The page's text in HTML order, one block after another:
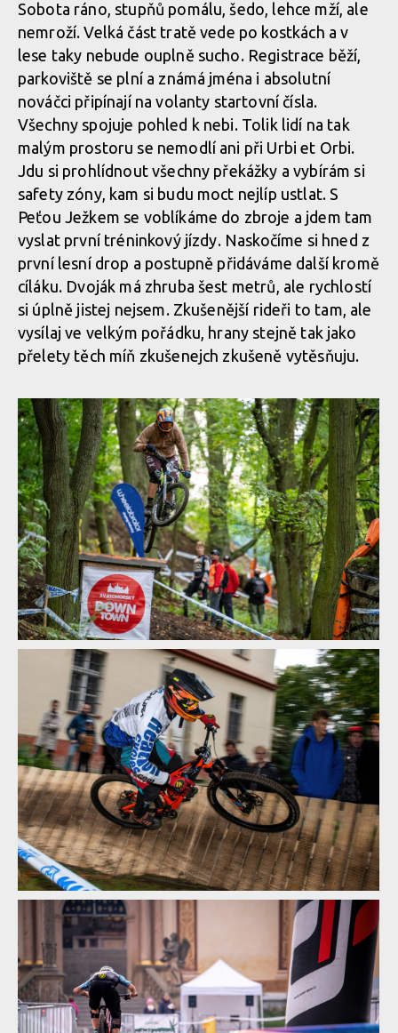
Report z Czech Downtown Series: Svatou horou nejrychleji
prolétl Leták
Report z Czech Downtown Series: Svatou horou nejrychleji
prolétl Leták
Report z Czech Downtown Series: Svatou horou nejrychleji
prolétl Leták
Report z Czech Downtown Series: Svatou horou nejrychleji
prolétl Leták
Report z Czech Downtown Series: Svatou horou nejrychleji
prolétl Leták
Report z Czech Downtown Series: Svatou horou nejrychleji
prolétl Leták
prolétl Leták
Sobota ráno, stupňů pomálu, šedo, lehce mží, ale
nemroží. Velká část tratě vede po kostkách a v
lese taky nebude ouplně sucho. Registrace běží,
parkoviště se plní a známá jména i absolutní
nováčci připínají na volanty startovní čísla.
Všechny spojuje pohled k nebi. Tolik lidí na tak
malým prostoru se nemodlí ani při Urbi et Orbi.
Jdu si prohlídnout všechny překážky a vybírám si
safety zóny, kam si budu moct nejlíp ustlat. S
Peťou Ježkem se voblíkáme do zbroje a jdem tam
vyslat první tréninkový jízdy. Naskočíme si hned z
první lesní drop a postupně přidáváme další kromě
cíláku. Dvoják má zhruba šest metrů, ale rychlostí
si úplně jistej nejsem. Zkušenější rideři to tam, ale
vysílaj ve velkým pořádku, hrany stejně tak jako
přelety těch míň zkušenejch zkušeně vytěsňuju.
Report z Czech Downtown Series: Svatou horou nejrychleji
prolétl Leták
Report z Czech Downtown Series: Svatou horou nejrychleji
prolétl Leták
Report z Czech Downtown Series: Svatou horou nejrychleji
prolétl Leták
Report z Czech Downtown Series: Svatou horou nejrychleji
prolétl Leták
Report z Czech Downtown Series: Svatou horou nejrychleji
Report z Czech Downtown Series: Svatou horou nejrychleji
prolétl Leták
Report z Czech Downtown Series: Svatou horou nejrychleji
prolétl Leták